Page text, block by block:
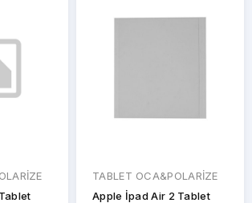
TABLET OCA&POLARİZE
Apple İpad Air 2 Tablet